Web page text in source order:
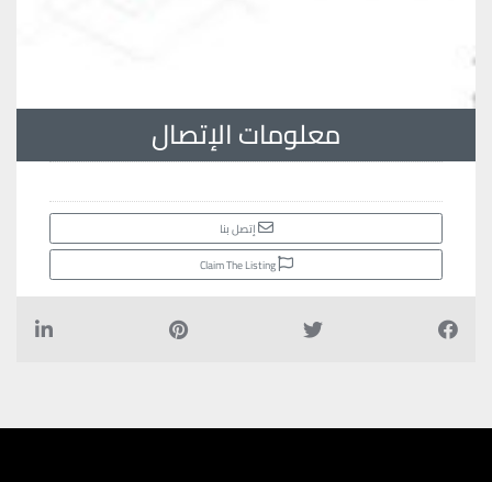
معلومات الإتصال
إتصل بنا
Claim The Listing